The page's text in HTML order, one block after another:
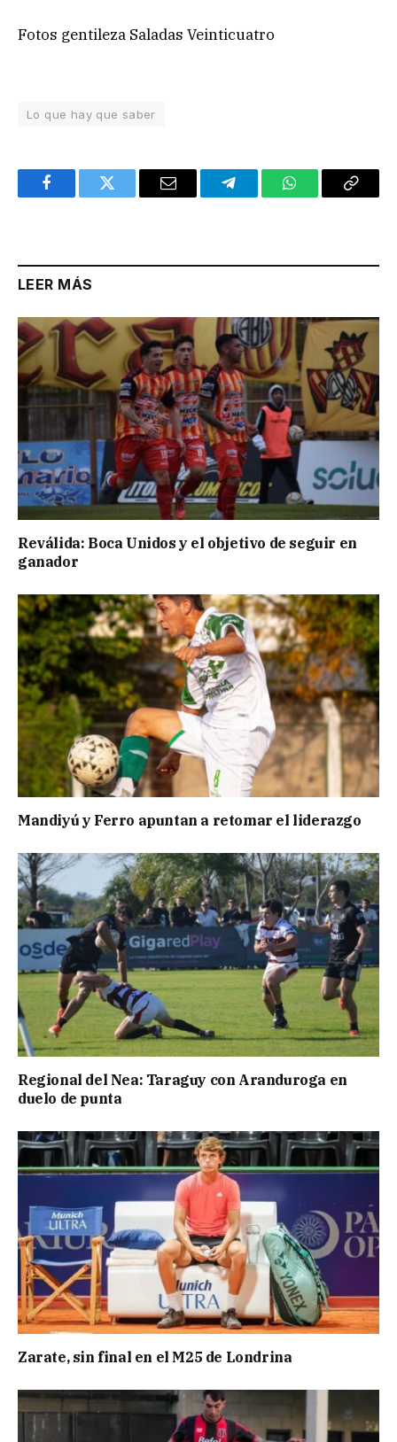
Fotos gentileza Saladas Veinticuatro
Lo que hay que saber
FacebookTwitter Email TelegramWhatsAppCopy
LEER MÁS
Reválida: Boca Unidos y el objetivo de seguir en
ganador
Mandiyú y Ferro apuntan a retomar el liderazgo
Regional del Nea: Taraguy con Aranduroga en
duelo de punta
Zarate, sin final en el M25 de Londrina